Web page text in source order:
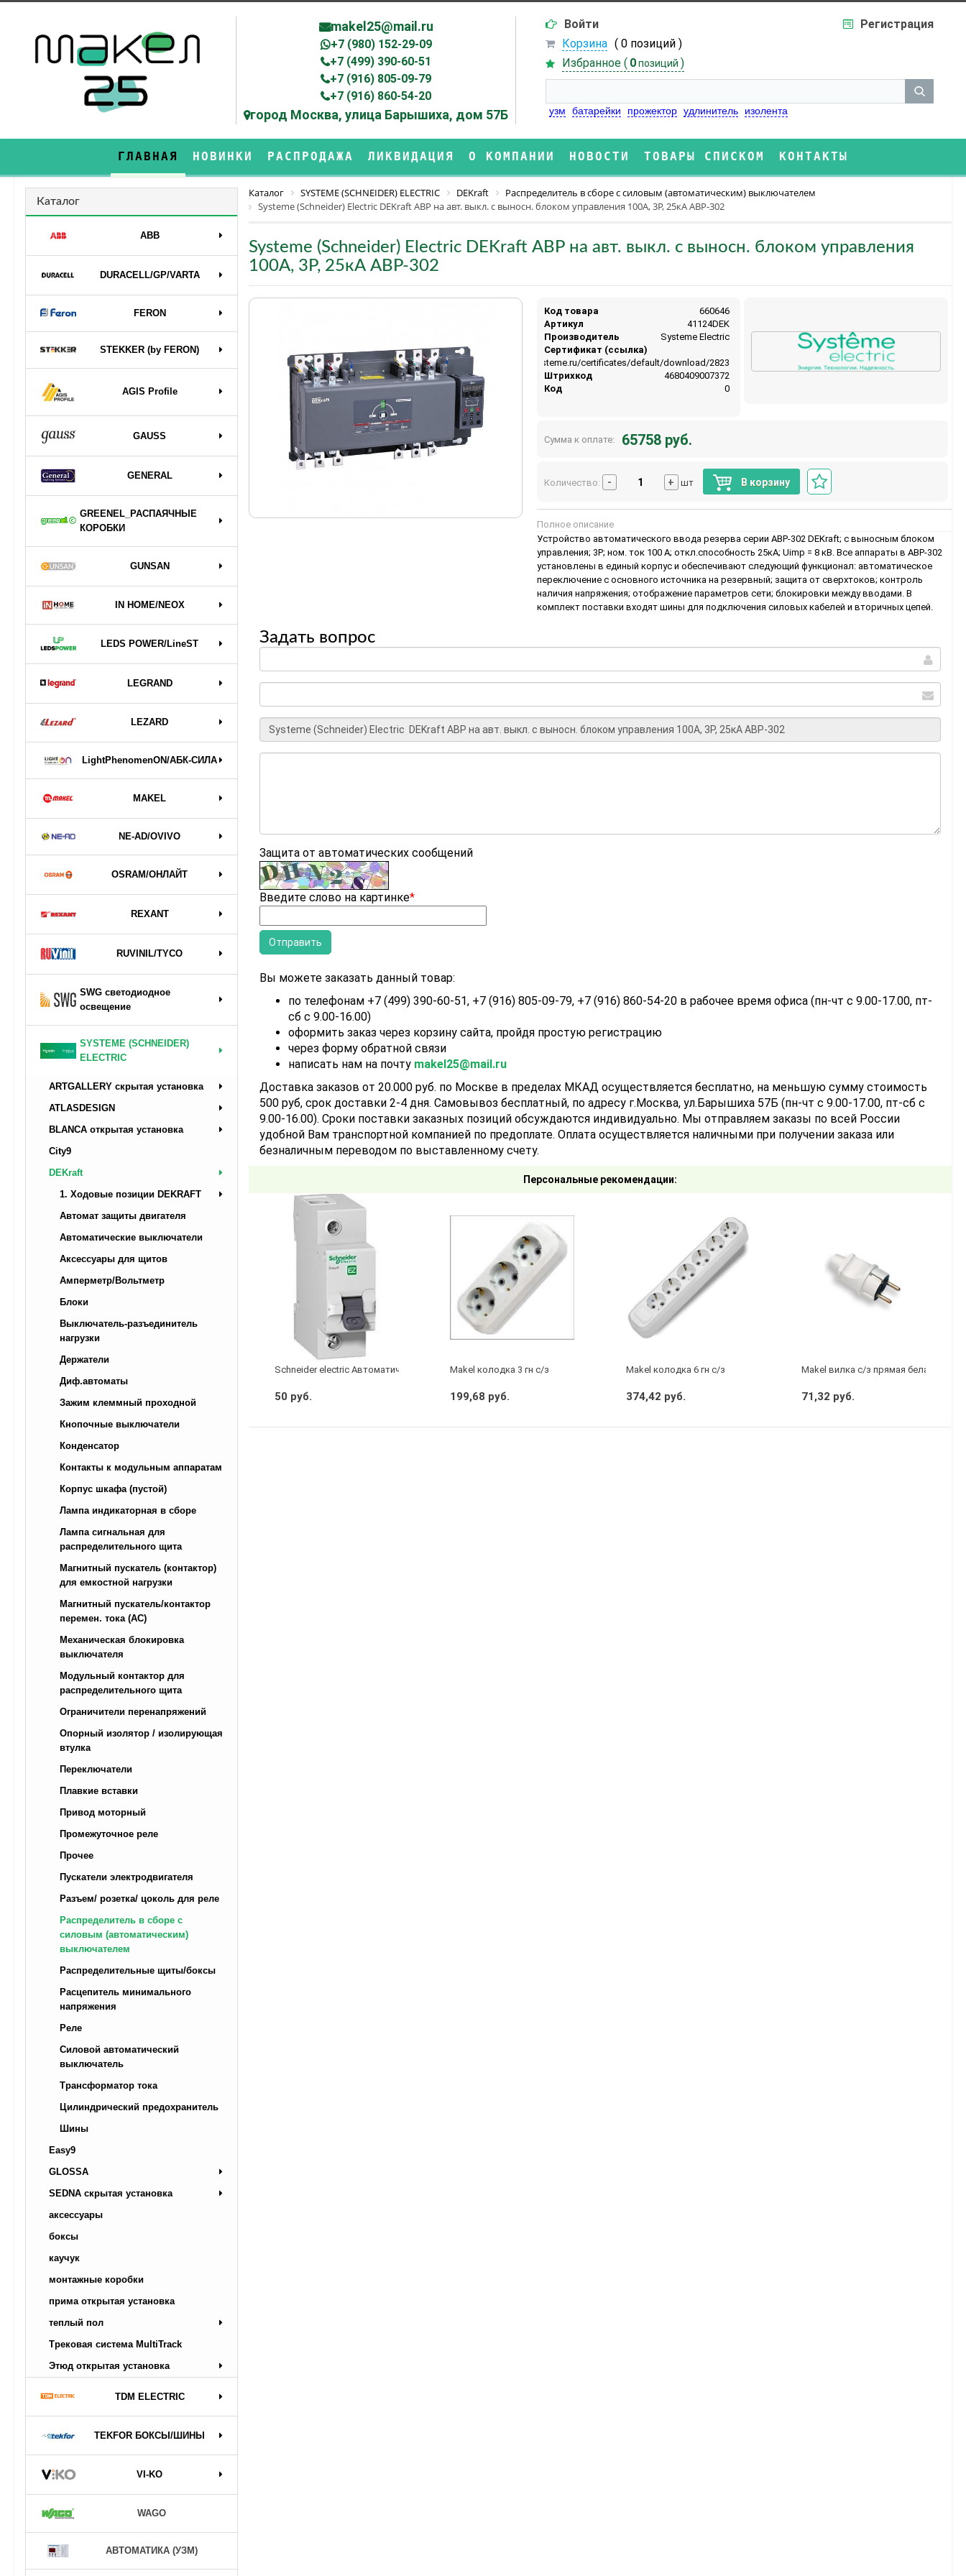
makel25@mail.ru
+7 (980) 152-29-09
+7 (499) 390-60-51
+7 (916) 805-09-79
+7 (916) 860-54-20
город Москва, улица Барышиха, дом 57Б
Войти
Регистрация
Корзина ( 0 позиций )
Избранное ( 0 позиций )
узм батарейки прожектор удлинитель изолента
ГЛАВНАЯ НОВИНКИ РАСПРОДАЖА ЛИКВИДАЦИЯ О КОМПАНИИ НОВОСТИ ТОВАРЫ СПИСКОМ КОНТАКТЫ
Каталог
ABB
DURAСELL/GP/VARTA
FERON
STEKKER (by FERON)
AGIS Profile
GAUSS
GENERAL
GREENEL_РАСПАЯЧНЫЕ
КОРОБКИ
GUNSAN
IN HOME/NEOX
LEDS POWER/LineST
LEGRAND
LEZARD
LightPhenomenON/АБК-СИЛА
MAKEL
NE-AD/OVIVO
OSRAM/ОНЛАЙТ
REXANT
RUVINIL/TYCO
SWG светодиодное
освещение
SYSTEME (SCHNEIDER)
ELECTRIC
ARTGALLERY скрытая установка
ATLASDESIGN
BLANCA открытая установка
City9
DEKraft
1. Ходовые позиции DEKRAFT
Автомат защиты двигателя
Автоматические выключатели
Аксессуары для щитов
Амперметр/Вольтметр
Блоки
Выключатель-разъединитель
нагрузки
Держатели
Диф.автоматы
Зажим клеммный проходной
Кнопочные выключатели
Конденсатор
Контакты к модульным аппаратам
Корпус шкафа (пустой)
Лампа индикаторная в сборе
Лампа сигнальная для
распределительного щита
Магнитный пускатель (контактор)
для емкостной нагрузки
Магнитный пускатель/контактор
перемен. тока (AC)
Механическая блокировка
выключателя
Модульный контактор для
распределительного щита
Ограничители перенапряжений
Опорный изолятор / изолирующая
втулка
Переключатели
Плавкие вставки
Привод моторный
Промежуточное реле
Прочее
Пускатели электродвигателя
Разъем/ розетка/ цоколь для реле
Распределитель в сборе с
силовым (автоматическим)
выключателем
Распределительные щиты/боксы
Расцепитель минимального
напряжения
Реле
Силовой автоматический
выключатель
Трансформатор тока
Цилиндрический предохранитель
Шины
Easy9
GLOSSA
SEDNA скрытая установка
аксессуары
боксы
каучук
монтажные коробки
прима открытая установка
теплый пол
Трековая система MultiTrack
Этюд открытая установка
TDM ELECTRIC
TEKFOR БОКСЫ/ШИНЫ
VI-KO
WAGO
АВТОМАТИКА (УЗМ)
Каталог SYSTEME (SCHNEIDER) ELECTRIC DEKraft
Распределитель в сборе с силовым (автоматическим) выключателем
Systeme (Schneider) Electric DEKraft АВР на авт. выкл. с выносн. блоком управления 100А, 3Р, 25кА АВР-302
Systeme (Schneider) Electric DEKraft АВР на авт. выкл. с выносн. блоком управления
100А, 3Р, 25кА АВР-302
Код товара
660646
Артикул
41124DEK
Производитель
Systeme Electric
Сертификат (ссылка)
https://api.systeme.ru/certificates/default/download/2823
Штрихкод
4680409007372
Код
0
Сумма к оплате: 65758 руб.
Количество: - + шт В корзину
Полное описание
Устройство автоматического ввода резерва серии АВР-302 DEKraft; с выносным блоком
управления; 3P; ном. ток 100 А; откл.способность 25кА; Uimp = 8 кВ. Все аппараты в АВР-302
установлены в единый корпус и обеспечивают следующий функционал: автоматическое
переключение с основного источника на резервный; защита от сверхтоков; контроль
наличия напряжения; отображение параметров сети; блокировки между вводами. В
комплект поставки входят шины для подключения силовых кабелей и вторичных цепей.
Задать вопрос
Защита от автоматических сообщений
Введите слово на картинке*
Вы можете заказать данный товар:
по телефонам +7 (499) 390-60-51, +7 (916) 805-09-79, +7 (916) 860-54-20 в рабочее время офиса (пн-чт с 9.00-17.00, пт-
сб с 9.00-16.00)
оформить заказ через корзину сайта, пройдя простую регистрацию
через форму обратной связи
написать нам на почту makel25@mail.ru
Доставка заказов от 20.000 руб. по Москве в пределах МКАД осуществляется бесплатно, на меньшую сумму стоимость
500 руб, срок доставки 2-4 дня. Самовывоз бесплатный, по адресу г.Москва, ул.Барышиха 57Б (пн-чт с 9.00-17.00, пт-сб с
9.00-16.00). Сроки поставки заказных позиций обсуждаются индивидуально. Мы отправляем заказы по всей России
удобной Вам транспортной компанией по предоплате. Оплата осуществляется наличными при получении заказа или
безналичным переводом по выставленному счету.
Персональные рекомендации:
Schneider electric Автоматический выключатель 1/40А
50 руб.
Makel колодка 3 гн с/з
199,68 руб.
Makel колодка 6 гн с/з
374,42 руб.
Makel вилка с/з прямая белая
71,32 руб.